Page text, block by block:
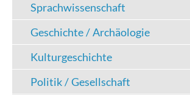
Sprachwissenschaft
Geschichte / Archäologie
Kulturgeschichte
Politik / Gesellschaft